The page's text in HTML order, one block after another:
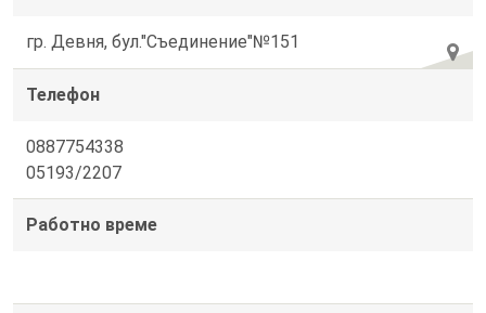
гр. Девня, бул."Съединение"№151
Телефон
0887754338
05193/2207
Работно време